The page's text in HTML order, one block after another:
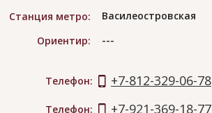
Станция метро:
Василеостровская
Ориентир:
---
Телефон: +7-812-329-06-78
Телефон: +7-921-369-18-77